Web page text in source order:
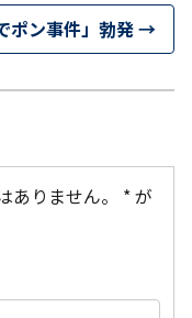
ポン事件」勃発→
りません。
*が